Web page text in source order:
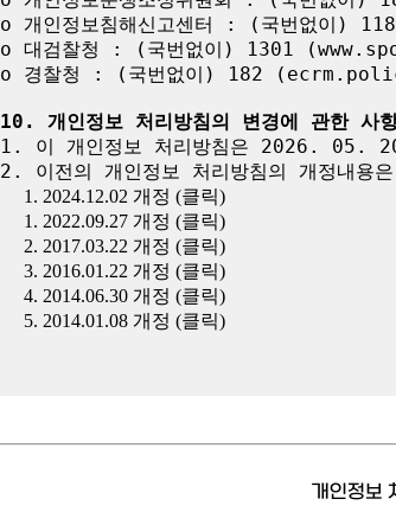
o 개인정보침해신고센터 : (국번없이
o 대검찰청 : (국번없이) 1301
o 경찰청 : (국번없이) 182
10. 개인정보 처리방침의 변경에 관한 사
1. 이 개인정보 처리방침은 2026. 05.
2. 이전의 개인정보 처리방침의 개정내용
1. 2024.12.02 개정 (클릭)
1. 2022.09.27 개정 (클릭)
2. 2017.03.22 개정 (클릭)
3. 2016.01.22 개정 (클릭)
4. 2014.06.30 개정 (클릭)
5. 2014.01.08 개정 (클릭)
개인정보